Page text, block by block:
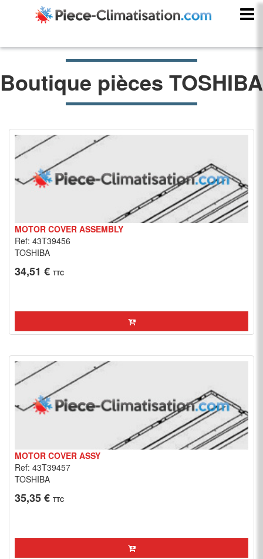
Boutique pièces TOSHIBA
MOTOR COVER ASSEMBLY
Ref: 43T39456
TOSHIBA
34,51 € TTC
MOTOR COVER ASSY
Ref: 43T39457
TOSHIBA
35,35 € TTC